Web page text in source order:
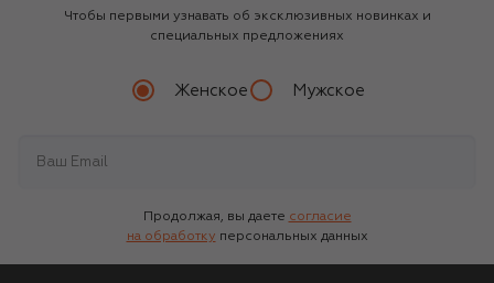
Чтобы первыми узнавать об эксклюзивных новинках и
специальных предложениях
Женское Мужское
Продолжая, вы даете согласие
на обработку персональных данных